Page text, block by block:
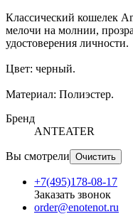
Классический кошелек
мелочи на молнии,
удостоверения личности.
Цвет: черный.
Материал: Полиэстер.
Бренд
ANTEATER
Вы смотрели Очистить
+7(495)178-08-17
Заказать звонок
order@enotenot.ru